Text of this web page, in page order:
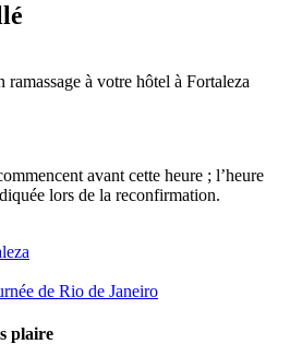
à votre hôtel à Fortaleza
avant cette heure ; l’heure
lors de la reconfirmation.
de Rio de Janeiro
plaire